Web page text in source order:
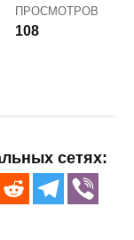
ПРОСМОТРОВ
108
сетях: